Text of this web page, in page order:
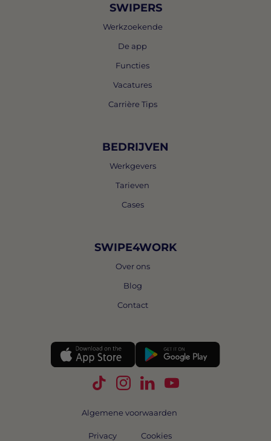
SWIPERS
Werkzoekende
De app
Functies
Vacatures
Carrière Tips
BEDRIJVEN
Werkgevers
Tarieven
Cases
SWIPE4WORK
Over ons
Blog
Contact
Volg Swipe4Work op TikTok
Volg Swipe4Work op
Volg Swipe4Work op
Volg Swipe4Work
Algemene voorwaarden
Privacy Cookies